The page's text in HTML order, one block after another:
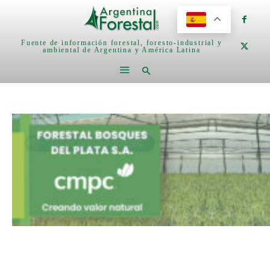
Fuente de información forestal, foresto-industrial y
ambiental de Argentina y América Latina